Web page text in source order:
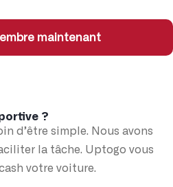
maintenant
?
d’être simple. Nous avons
la tâche. Uptogo vous
votre voiture.